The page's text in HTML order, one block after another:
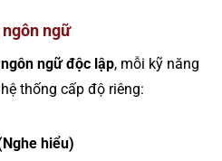
ngữ
ngữ độc lập, mỗi kỹ năng
thống cấp độ riêng:
hiểu)